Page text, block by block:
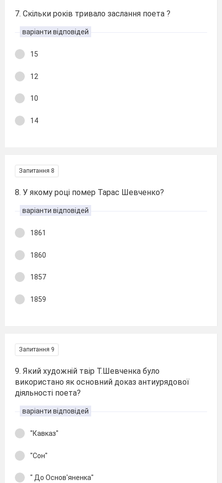
7. Скільки років тривало заслання поета ?
варіанти відповідей
15
12
10
14
Запитання 8
8. У якому році помер Тарас Шевченко?
варіанти відповідей
1861
1860
1857
1859
Запитання 9
9. Який художній твір Т.Шевченка було
використано як основний доказ антиурядової
діяльності поета?
варіанти відповідей
"Кавказ"
"Сон"
" До Основ'яненка"